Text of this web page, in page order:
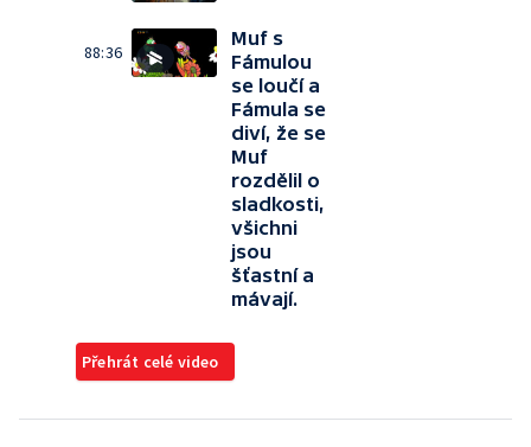
88:36
Muf s
Fámulou
se loučí a
Fámula se
diví, že se
Muf
rozdělil o
sladkosti,
všichni
jsou
šťastní a
mávají.
Přehrát celé video